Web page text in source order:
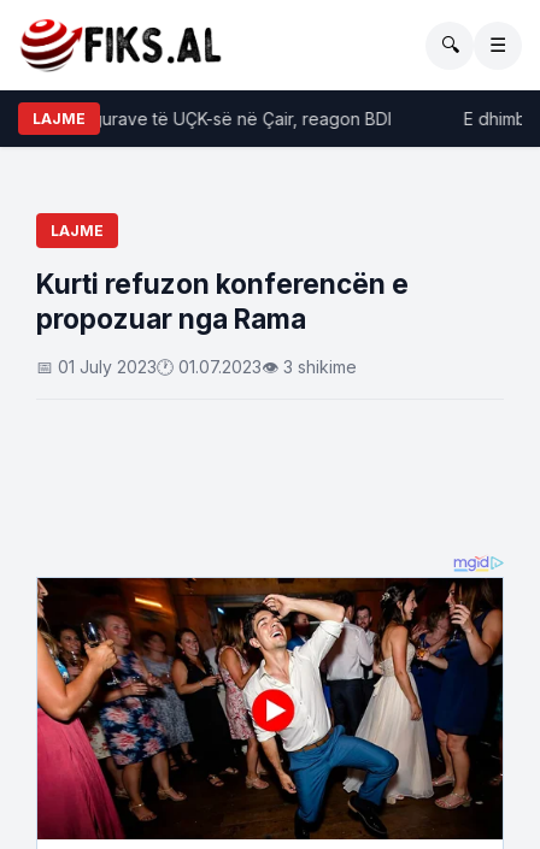
🔍 ☰
LAJME
e figurave të UÇK-së në Çair, reagon BDI E
LAJME
Kurti refuzon konferencën e
propozuar nga Rama
📅 01 July 2023🕐 01.07.2023👁 3 shikime